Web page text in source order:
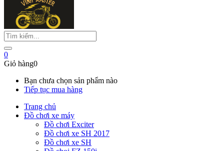
0
Giỏ hàng0
Bạn chưa chọn sản phẩm nào
Tiếp tục mua hàng
Trang chủ
Đồ chơi xe máy
Đồ chơi Exciter
Đồ chơi xe SH 2017
Đồ chơi xe SH